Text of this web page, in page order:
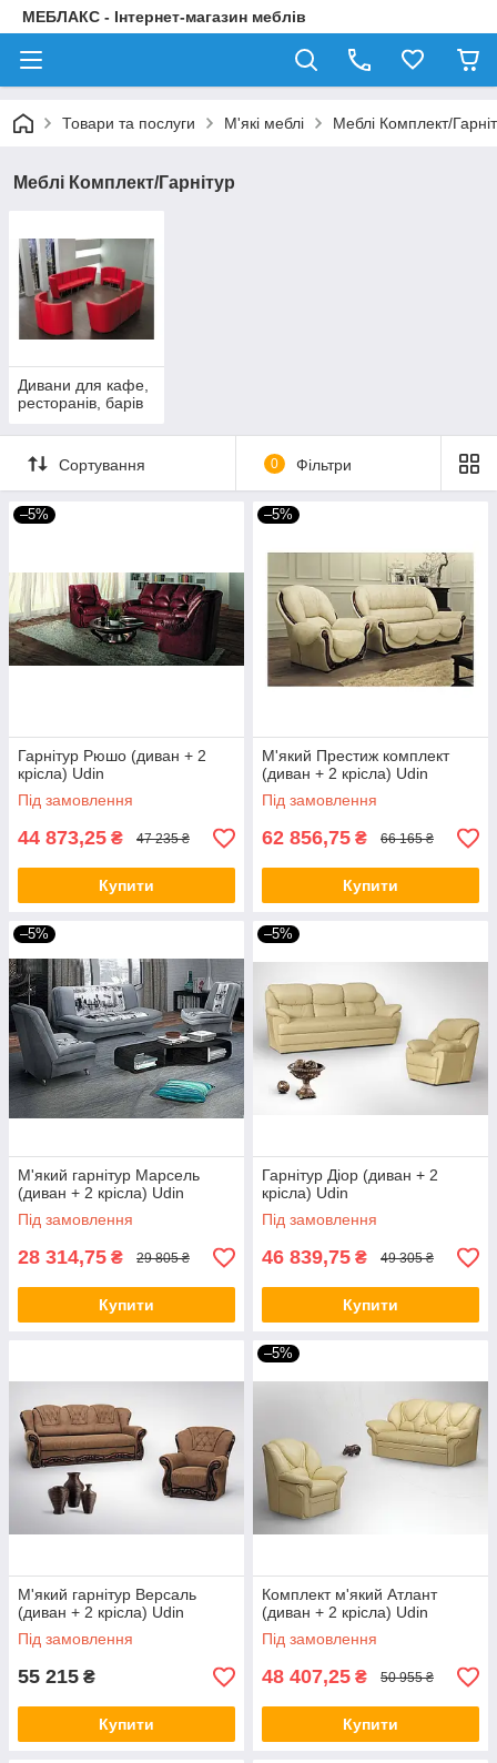
МЕБЛАКС - Інтернет-магазин меблів
Товари та послуги М'які меблі Меблі Комплект/
Меблі Комплект/Гарнітур
Дивани для кафе,
ресторанів, барів
Сортування 0 Фільтри
–5%
Гарнітур Рюшо (диван + 2
крісла) Udin
Під замовлення
44 873,25 ₴ 47 235 ₴
Купити
–5%
М'який Престиж комплект
(диван + 2 крісла) Udin
Під замовлення
62 856,75 ₴ 66 165 ₴
Купити
–5%
М'який гарнітур Марсель
(диван + 2 крісла) Udin
Під замовлення
28 314,75 ₴ 29 805 ₴
Купити
–5%
Гарнітур Діор (диван + 2
крісла) Udin
Під замовлення
46 839,75 ₴ 49 305 ₴
Купити
М'який гарнітур Версаль
(диван + 2 крісла) Udin
Під замовлення
55 215 ₴
Купити
–5%
Комплект м'який Атлант
(диван + 2 крісла) Udin
Під замовлення
48 407,25 ₴ 50 955 ₴
Купити